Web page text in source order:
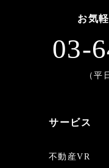
サービス
不動産VR
お気
03-
（平